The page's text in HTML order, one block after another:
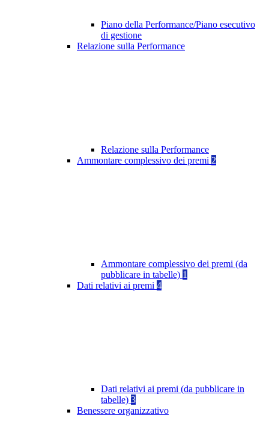
Piano della Performance/Piano esecutivo
di gestione
Relazione sulla Performance
Relazione sulla Performance
Ammontare complessivo dei premi 2
Ammontare complessivo dei premi (da
pubblicare in tabelle) 1
Dati relativi ai premi 4
Dati relativi ai premi (da pubblicare in
tabelle) 3
Benessere organizzativo